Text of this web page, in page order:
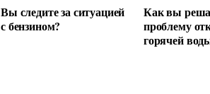
Вы следите за ситуацией
с бензином?
Как вы
проблему
горячей